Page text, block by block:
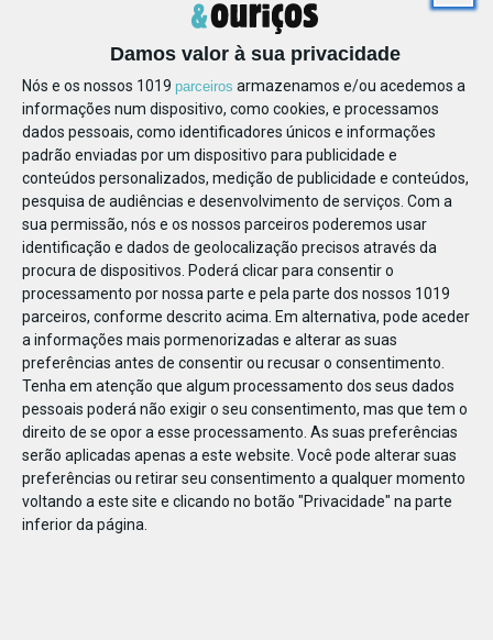
Damos valor à sua privacidade
Nós e os nossos 1019 parceiros armazenamos e/ou acedemos a
informações num dispositivo, como cookies, e processamos
dados pessoais, como identificadores únicos e informações
padrão enviadas por um dispositivo para publicidade e
conteúdos personalizados, medição de publicidade e conteúdos,
pesquisa de audiências e desenvolvimento de serviços. Com a
sua permissão, nós e os nossos parceiros poderemos usar
identificação e dados de geolocalização precisos através da
procura de dispositivos. Poderá clicar para consentir o
processamento por nossa parte e pela parte dos nossos 1019
parceiros, conforme descrito acima. Em alternativa, pode aceder
a informações mais pormenorizadas e alterar as suas
preferências antes de consentir ou recusar o consentimento.
Tenha em atenção que algum processamento dos seus dados
pessoais poderá não exigir o seu consentimento, mas que tem o
direito de se opor a esse processamento. As suas preferências
serão aplicadas apenas a este website. Você pode alterar suas
preferências ou retirar seu consentimento a qualquer momento
voltando a este site e clicando no botão "Privacidade" na parte
inferior da página.